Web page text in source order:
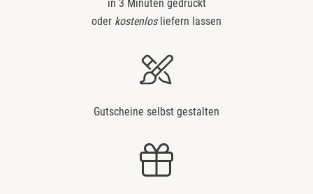
in 3 Minuten gedruckt
oder kostenlosliefern lassen
Gutscheine selbst gestalten